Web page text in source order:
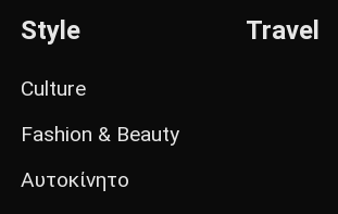
Style
Culture
Fashion & Beauty
Αυτοκίνητο
Travel